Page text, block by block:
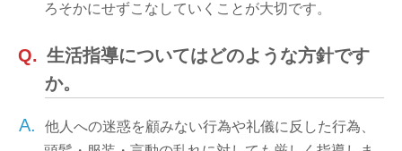
ろそかにせずこなしていくことが大切です。
Q. 生活指導についてはどのような方針です
か。
A.
他人への迷惑を顧みない行為や礼儀に反した行為、